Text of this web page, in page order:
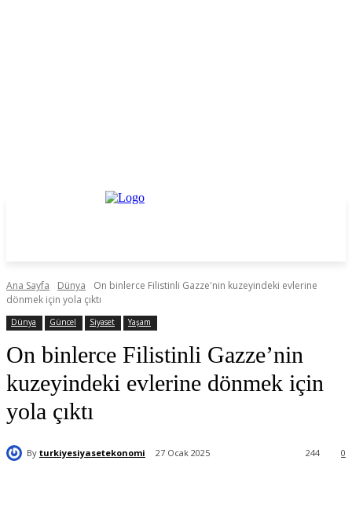
Ana Sayfa Dünya
On binlerce Filistinli Gazze'nin kuzeyindeki evlerine
dönmek için yola çıktı
Dünya Güncel Siyaset Yaşam
On binlerce Filistinli Gazze’nin
kuzeyindeki evlerine dönmek için
yola çıktı
By turkiyesiyasetekonomi 27 Ocak 2025 0
244